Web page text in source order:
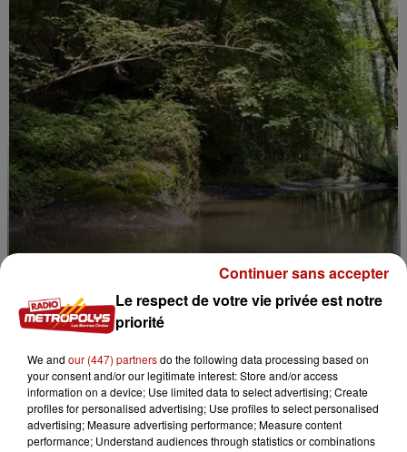
7 août 2026
La forêt de Mormal inaccessible jusqu'en 2027
Le respect de votre vie privée est notre
priorité
We and our (447) partnersdo the following data processing based on
your consent and/or our legitimate interest: Store and/or access
information on a device; Use limited data to select advertising; Create
profiles for personalised advertising; Use profiles to select personalised
advertising; Measure advertising performance; Measure content
performance; Understand audiences through statistics or combinations
Continuer sans accepter